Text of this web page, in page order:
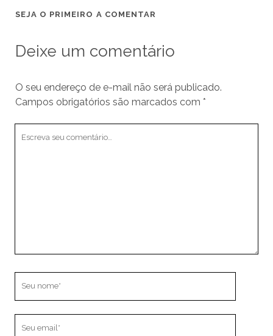
SEJA O PRIMEIRO A COMENTAR
Deixe um comentário
O seu endereço de e-mail não será publicado.
Campos obrigatórios são marcados com *